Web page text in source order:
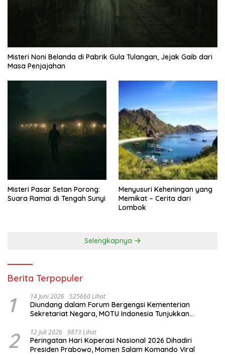
Misteri Noni Belanda di Pabrik Gula Tulangan, Jejak Gaib dari
Masa Penjajahan
Misteri Pasar Setan Porong:
Suara Ramai di Tengah Sunyi
Menyusuri Keheningan yang
Memikat – Cerita dari
Lombok
Selengkapnya
Berita Terpopuler
1 14 Juni 2026 525660 Lihat
Diundang dalam Forum Bergengsi Kementerian
Sekretariat Negara, MOTU Indonesia Tunjukkan
2 12 Juli 2026 9873 Lihat
Peringatan Hari Koperasi Nasional 2026 Dihadiri
Presiden Prabowo, Momen Salam Komando Viral